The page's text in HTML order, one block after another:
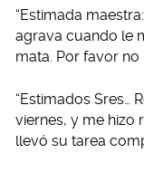
“Estimada
agrava cuando le
mata. Por favor no
“Estimados Sres…
viernes, y me hizo
llevó su tarea